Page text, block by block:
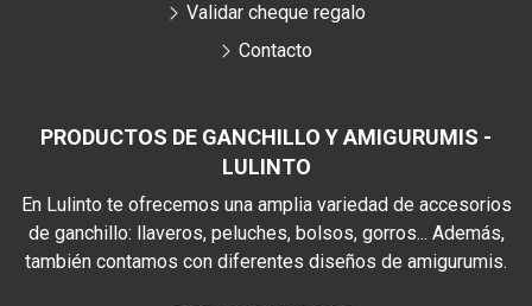
PRODUCTOS DE GANCHILLO Y AMIGURUMIS -
LULINTO
En Lulinto te ofrecemos una amplia variedad de accesorios
de ganchillo: llaveros, peluches, bolsos, gorros... Además,
también contamos con diferentes diseños de amigurumis.
Validar cheque regalo
Contacto